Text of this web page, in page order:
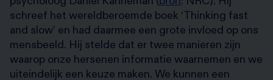
schreef het wereldberoemde boek ‘Thinking fast
and slow’ en had daarmee een grote invloed op ons
mensbeeld. Hij stelde dat er twee manieren zijn
waarop onze hersenen informatie waarnemen en we
uiteindelijk een keuze maken. We kunnen een